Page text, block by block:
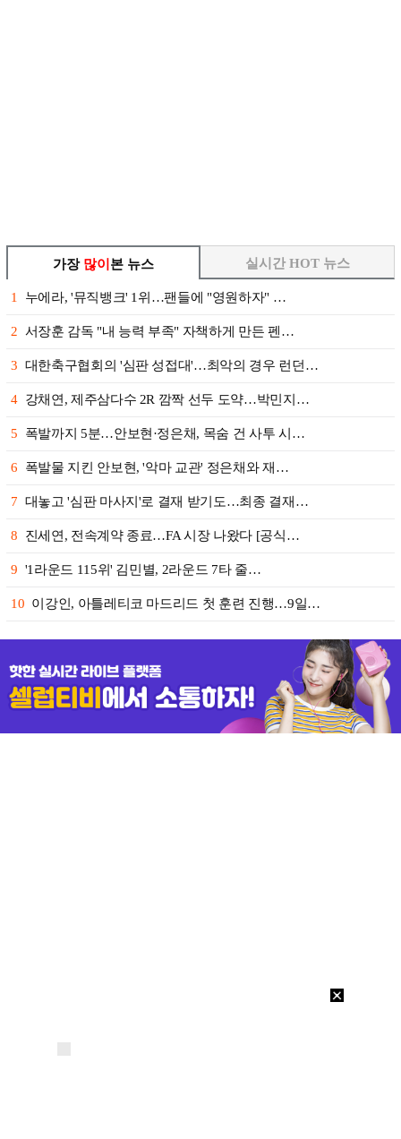
가장 많이본 뉴스
1 누에라, '뮤직뱅크' 1위…팬들에 "영원하자" …
2 서장훈 감독 "내 능력 부족" 자책하게 만든 펜…
3 대한축구협회의 '심판 성접대'…최악의 경우 런던…
4 강채연, 제주삼다수 2R 깜짝 선두 도약…박민지…
5 폭발까지 5분…안보현·정은채, 목숨 건 사투 시…
6 폭발물 지킨 안보현, '악마 교관' 정은채와 재…
7 대놓고 '심판 마사지'로 결재 받기도…최종 결재…
8 진세연, 전속계약 종료…FA 시장 나왔다 [공식…
9 '1라운드 115위' 김민별, 2라운드 7타 줄…
10 이강인, 아틀레티코 마드리드 첫 훈련 진행…9일…
실시간 HOT 뉴스